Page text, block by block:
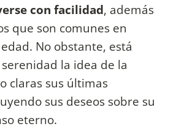
con facilidad, además
que son comunes en
No obstante, está
la idea de la
claras sus últimas
sus deseos sobre su
eterno.